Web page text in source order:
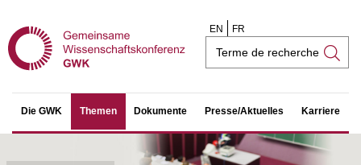
EN FR
Champ
recherche
Die GWK Themen Dokumente Presse/Aktuelles Karriere